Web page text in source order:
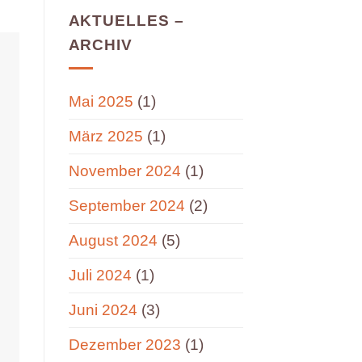
AKTUELLES –
ARCHIV
Mai 2025 (1)
März 2025 (1)
November 2024 (1)
September 2024 (2)
August 2024 (5)
Juli 2024 (1)
Juni 2024 (3)
Dezember 2023 (1)